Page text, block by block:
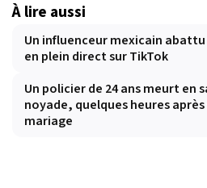
À lire aussi
Un influenceur mexicain
en plein direct sur TikTok
Un policier de 24 ans meurt en
noyade, quelques heures
mariage